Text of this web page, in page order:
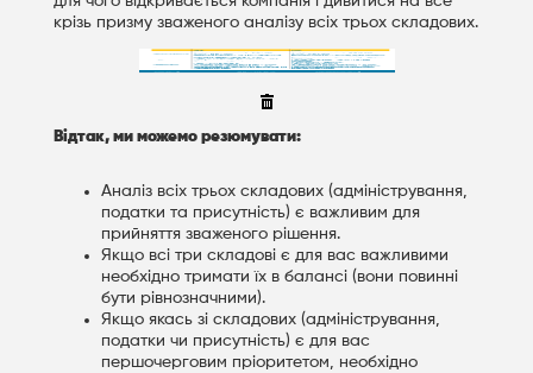
крізь призму зваженого аналізу всіх трьох складових.
Відтак, ми можемо резюмувати:
Аналіз всіх трьох складових (адміністрування,
податки та присутність) є важливим для
прийняття зваженого рішення.
Якщо всі три складові є для вас важливими
необхідно тримати їх в балансі (вони повинні
бути рівнозначними).
Якщо якась зі складових (адміністрування,
податки чи присутність) є для вас
першочерговим пріоритетом, необхідно